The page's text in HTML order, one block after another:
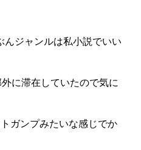
ジャンルは私小説でいい
に滞在していたので気に
ガンプみたいな感じでか